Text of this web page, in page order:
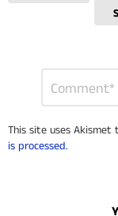
This site uses Akismet
is processed.